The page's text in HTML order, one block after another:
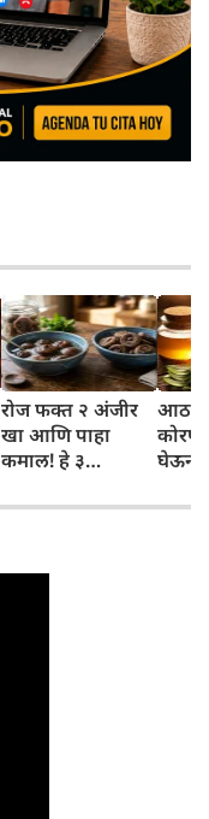
रोज फक्त २ अंजीर
खा आणि पाहा
कमाल! हे ३
तुम्हाला ठाऊक
घेऊन